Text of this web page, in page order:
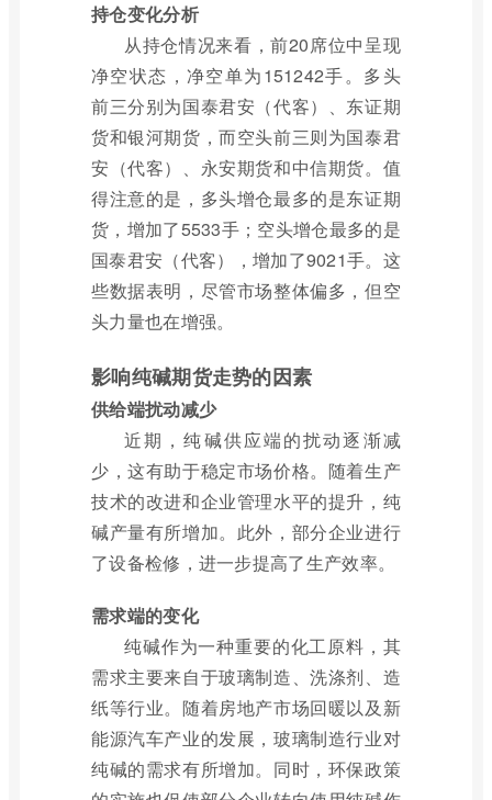
持仓变化分析
从持仓情况来看，前20席位中呈现
净空状态，净空单为151242手。多头
前三分别为国泰君安（代客）、东证期
货和银河期货，而空头前三则为国泰君
安（代客）、永安期货和中信期货。值
得注意的是，多头增仓最多的是东证期
货，增加了5533手；空头增仓最多的是
国泰君安（代客），增加了9021手。这
些数据表明，尽管市场整体偏多，但空
头力量也在增强。
影响纯碱期货走势的因素
供给端扰动减少
近期，纯碱供应端的扰动逐渐减
少，这有助于稳定市场价格。随着生产
技术的改进和企业管理水平的提升，纯
碱产量有所增加。此外，部分企业进行
了设备检修，进一步提高了生产效率。
需求端的变化
纯碱作为一种重要的化工原料，其
需求主要来自于玻璃制造、洗涤剂、造
纸等行业。随着房地产市场回暖以及新
能源汽车产业的发展，玻璃制造行业对
纯碱的需求有所增加。同时，环保政策